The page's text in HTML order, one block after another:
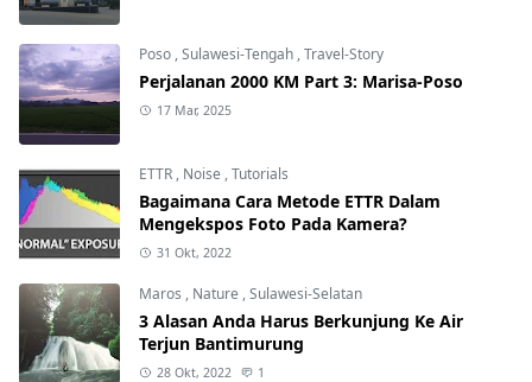
Poso ,Sulawesi-Tengah ,Travel-Story
Perjalanan 2000 KM Part 3: Marisa-Poso
17 Mar, 2025
ETTR , Noise ,Tutorials
Bagaimana Cara Metode ETTR Dalam
Mengekspos Foto Pada Kamera?
31 Okt, 2022
Maros , Nature ,Sulawesi-Selatan
3 Alasan Anda Harus Berkunjung Ke Air
Terjun Bantimurung
28 Okt, 2022 1